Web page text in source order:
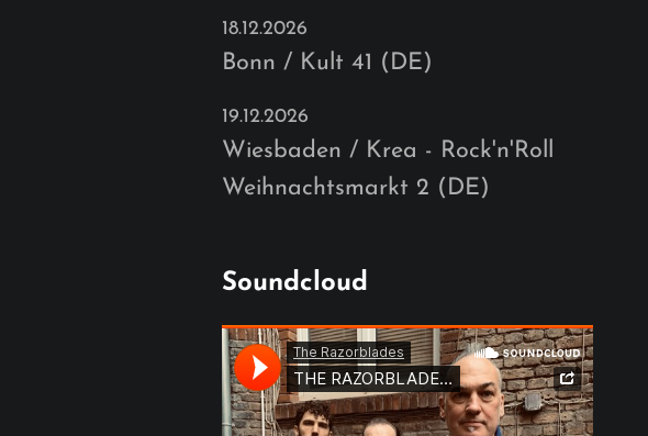
18.12.2026
Bonn / Kult 41 (DE)
19.12.2026
Wiesbaden / Krea - Rock'n'Roll
Weihnachtsmarkt 2 (DE)
Soundcloud